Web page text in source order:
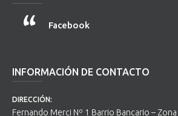
Facebook
INFORMACIÓN DE CONTACTO
DIRECCIÓN:
Fernando Merci Nº 1 Barrio Bancario –